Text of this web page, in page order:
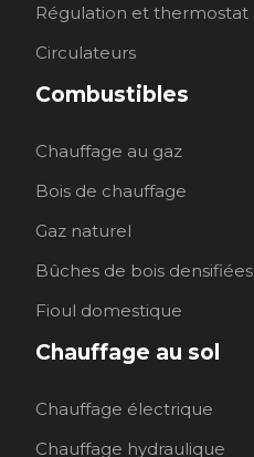
Régulation et thermostat
Circulateurs
Combustibles
Chauffage au gaz
Bois de chauffage
Gaz naturel
Bûches de bois densifiées
Fioul domestique
Chauffage au sol
Chauffage électrique
Chauffage hydraulique